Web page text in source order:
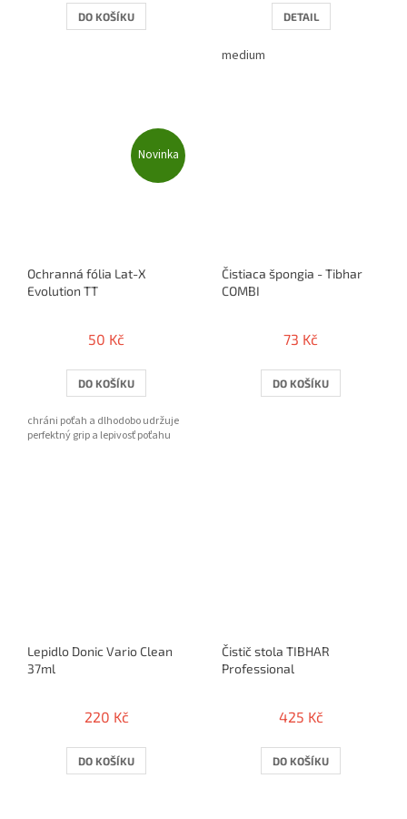
DO KOŠÍKU DETAIL
medium
Novinka
Ochranná fólia Lat-X
Evolution TT
50 Kč
DO KOŠÍKU
chráni poťah a dlhodobo udržuje
perfektný grip a lepivosť poťahu
Čistiaca špongia - Tibhar
COMBI
73 Kč
DO KOŠÍKU
Lepidlo Donic Vario Clean
37ml
220 Kč
DO KOŠÍKU
Čistič stola TIBHAR
Professional
425 Kč
DO KOŠÍKU